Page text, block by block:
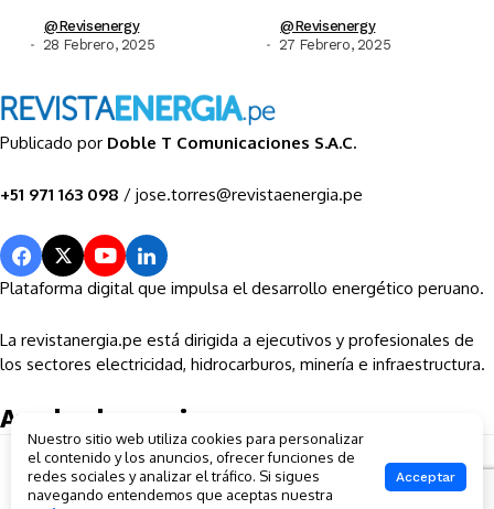
@revisenergy
28 Febrero, 2025
@revisenergy
27 Febrero, 2025
Publicado por Doble T Comunicaciones S.A.C.
+51 971 163 098 / jose.torres@revistaenergia.pe
Plataforma digital que impulsa el desarrollo energético peruano.
La revistanergia.pe está dirigida a ejecutivos y profesionales de
los sectores electricidad, hidrocarburos, minería e infraestructura.
Ayuda al usuario
Sobre la empresa
Contactos
Política de privacidad
Nuestro sitio web utiliza cookies para personalizar
el contenido y los anuncios, ofrecer funciones de
redes sociales y analizar el tráfico. Si sigues
navegando entendemos que aceptas nuestra
Acceptar